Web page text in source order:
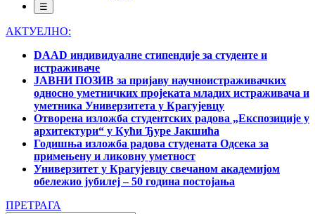
☰
АКТУЕЛНО:
DAAD индивидуалне стипендије за студенте и
истраживаче
ЈАВНИ ПОЗИВ за пријаву научноистраживачких
односно уметничких пројеката младих истраживача и
уметника Универзитета у Крагујевцу
Отворена изложба студентских радова „Експозиције у
архитектури“ у Кући Ђуре Јакшића
Годишња изложба радова студената Одсека за
примењену и ликовну уметност
Универзитет у Крагујевцу свечаном академијом
обележио јубилеј – 50 година постојања
ПРЕТРАГА